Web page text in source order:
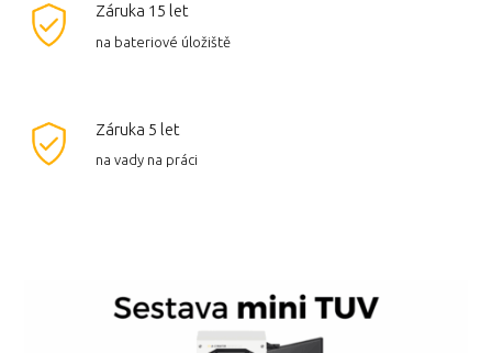
Záruka 15 let
na bateriové úložiště
Záruka 5 let
na vady na práci